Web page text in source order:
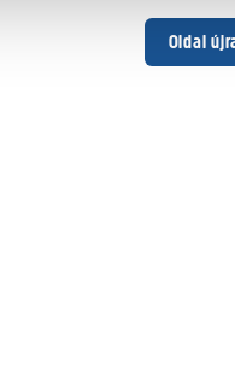
Oldal